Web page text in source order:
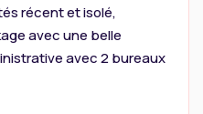
récent et isolé,
avec une belle
avec 2 bureaux